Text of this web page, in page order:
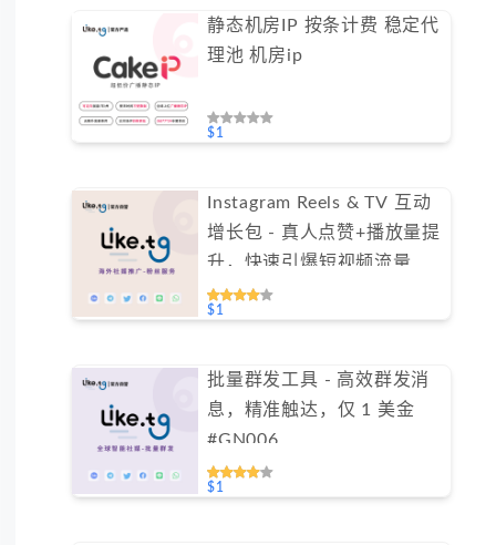
静态机房IP 按条计费 稳定代
理池 机房ip
$1
Instagram Reels & TV 互动
增长包 - 真人点赞+播放量提
升，快速引爆短视频流量
（不支持免费测试）
$1
批量群发工具 - 高效群发消
息，精准触达，仅 1 美金
#GN006
$1